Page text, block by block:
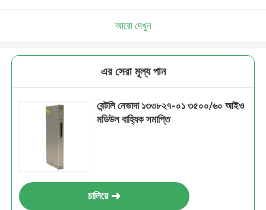
আরো দেখুন
এর সেরা মূল্য পান
বেন্টলি নেভাদা ১৩৩৮২৭-০১ ৩৫০০/৬০ আইও
মডিউল বাহ্যিক সমাপ্তি
চালিয়ে